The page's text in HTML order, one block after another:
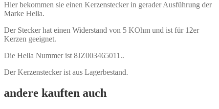
Hier bekommen sie einen Kerzenstecker in gerader Ausführung der
Marke Hella.
Der Stecker hat einen Widerstand von 5 KOhm und ist für 12er
Kerzen geeignet.
Die Hella Nummer ist 8JZ003465011..
Der Kerzenstecker ist aus Lagerbestand.
andere kauften auch